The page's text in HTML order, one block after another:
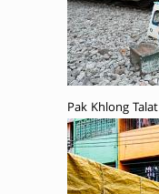
Pak Khlong Talat